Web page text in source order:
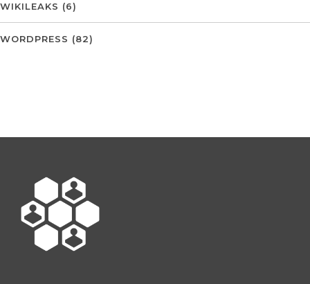
WIKILEAKS (6)
WORDPRESS (82)